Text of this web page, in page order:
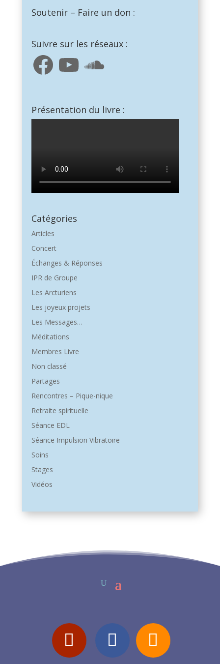
Soutenir – Faire un don :
Suivre sur les réseaux :
FacebookYouTube
Présentation du livre :
Catégories
Articles
Concert
Échanges & Réponses
IPR de Groupe
Les Arcturiens
Les joyeux projets
Les Messages…
Méditations
Membres Livre
Non classé
Partages
Rencontres – Pique-nique
Retraite spirituelle
Séance EDL
Séance Impulsion Vibratoire
Soins
Stages
Vidéos